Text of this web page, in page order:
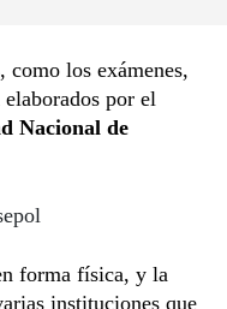
los exámenes,
por el
Nacional de
forma física, y la
instituciones que